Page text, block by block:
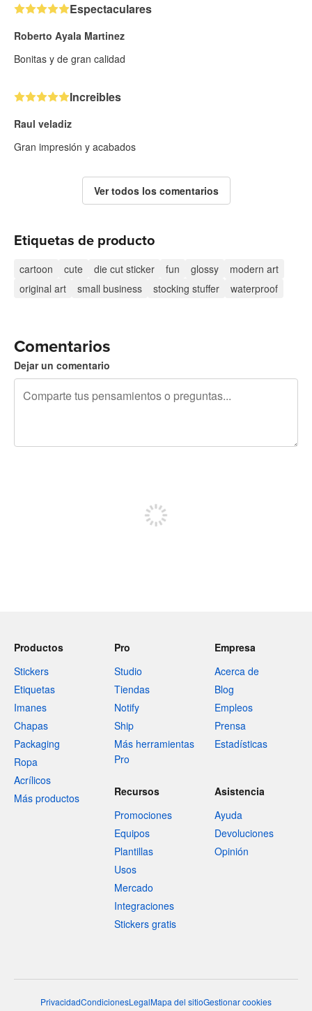
Espectaculares
Roberto Ayala Martinez
Bonitas y de gran calidad
Increibles
Raul veladiz
Gran impresión y acabados
Ver todos los comentarios
Etiquetas de producto
cartoon cute die cut sticker fun glossy
modern art
original art
small business stocking stuffer waterproof
Comentarios
Dejar un comentario
Productos
Stickers
Etiquetas
Imanes
Chapas
Packaging
Ropa
Acrílicos
Más productos
Pro
Studio
Tiendas
Notify
Ship
Más herramientas
Pro
Empresa
Acerca de
Blog
Empleos
Prensa
Estadísticas
Recursos
Promociones
Equipos
Plantillas
Usos
Mercado
Integraciones
Stickers gratis
Asistencia
Ayuda
Devoluciones
Opinión
PrivacidadCondicionesLegalMapa del sitioGestionar cookies